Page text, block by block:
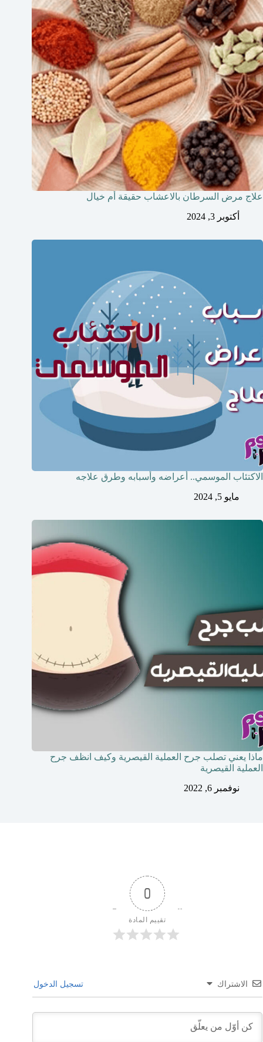
علاج مرض السرطان بالاعشاب حقيقة أم خيال
أكتوبر 3, 2024
الاكتئاب الموسمي.. أعراضه وأسبابه وطرق علاجه
مايو 5, 2024
ماذا يعني تصلب جرح العملية القيصرية وكيف انظف جرح
العملية القيصرية
نوفمبر 6, 2022
0
تقييم المادة
الاشتراك تسجيل الدخول